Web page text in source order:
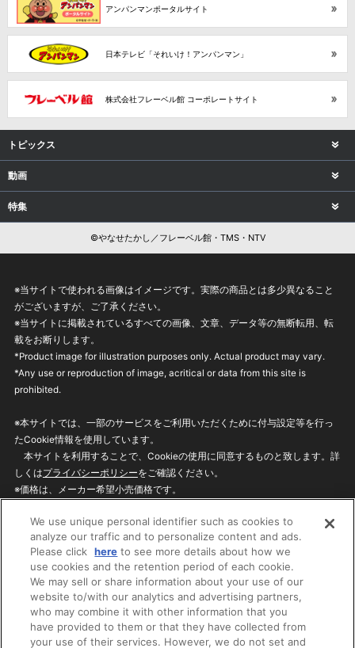
アンパンマンポータルサイト
日本テレビ「それいけ！アンパンマン」
株式会社フレーベル館 コーポレートサイト
トピックス
動画
特集
©やなせたかし／フレーベル館・TMS・NTV
※当サイトで使われる画像はイメージです。実際の商品とは多少異なること
がございますが、ご了承ください。
※当サイトに掲載されているすべての画像、文章、データ等の無断転用、転
載をお断りします。
*Product image for illustration purposes only. Actual product may vary.
*Any use or reproduction of image, acritical or data from this site is
prohibited.
※本サイトでは、一部のサービスをご利用いただくために付与設定等を行っ
たCookie情報を使用しています。
本サイトを利用することで、Cookieの使用に同意するものと致します。詳
しくはプライバシーポリシーをご確認ください。
※価格は、メーカー希望小売価格です。
ざいますのでご了承ください。
privacypolicy
Do Not Sell or Share My
Personal Information
ウェブサイトご利用条件
ソーシャルメディアポリシー
個人情報保護方針
お問い合わせ
We use unique personal identifier such as cookies to
analyze our traffic and to personalize content and ads.
Please click here to see more details about how we
use cookies and the retention period of each cookie.
We may sell or share information about your use of our
website to/with our analytics and advertising partners,
who may combine it with other information that you
have provided to them or that they have collected from
your use of their services. However, we do not set and